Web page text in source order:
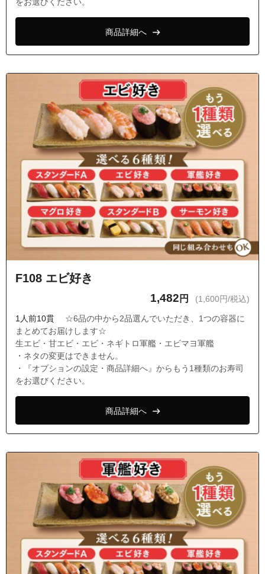
をお選びください。
商品詳細へ
F108 エビ好き
1,482 円 (1,600円/税込)
1人前10貫
☆6品の中から2品選んでいただき、1つの容器に
まとめてお届けします☆
生エビ・甘エビ・エビ・ネギトロ軍艦・エビマヨ軍艦
・ネタの変更はできません。
・『オプションの設定・商品詳細へ』からもう1種類のお寿司
をお選びください。
商品詳細へ